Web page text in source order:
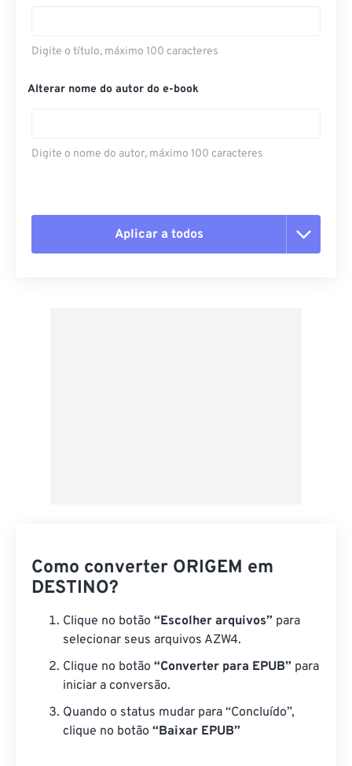
Digite o título, máximo 100 caracteres
Alterar nome do autor do e-book
Digite o nome do autor, máximo 100 caracteres
Aplicar a todos
Como converter ORIGEM em
DESTINO?
Clique no botão “Escolher arquivos” para
selecionar seus arquivos AZW4.
Clique no botão “Converter para EPUB” para
iniciar a conversão.
Quando o status mudar para “Concluído”,
clique no botão “Baixar EPUB”